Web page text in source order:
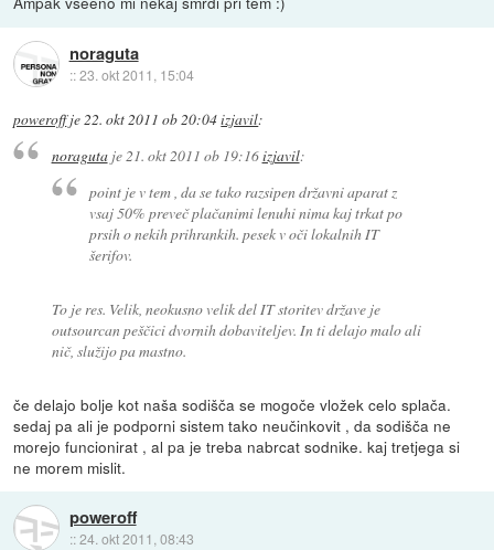
noraguta
::23. okt 2011, 15:04
poweroffje 22. okt 2011 ob 20:04izjavil:
noragutaje21. okt 2011 ob 19:16izjavil:
point je v tem , da se tako razsipen državni aparat z
vsaj 50% preveč plačanimi lenuhi nima kaj trkat po
prsih o nekih prihrankih. pesek v oči lokalnih IT
šerifov.
To je res. Velik, neokusno velik del IT storitev države je
outsourcan peščici dvornih dobaviteljev. In ti delajo malo ali
nič, služijo pa mastno.
če delajo bolje kot naša sodišča se mogoče vložek celo splača.
sedaj pa ali je podporni sistem tako neučinkovit , da sodišča ne
morejo funcionirat , al pa je treba nabrcat sodnike. kaj tretjega si
ne morem mislit.
poweroff
::24. okt 2011, 08:43